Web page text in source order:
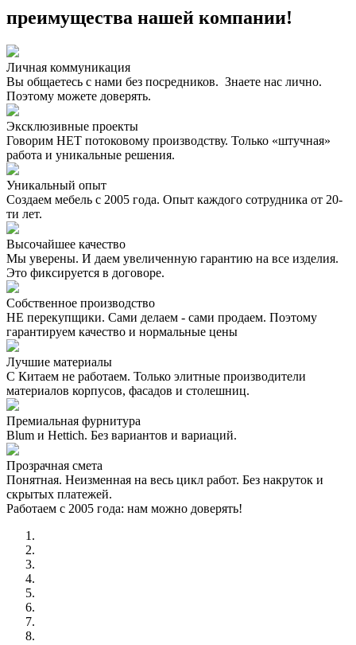
преимущества нашей компании!
Личная коммуникация
Вы общаетесь с нами без посредников. Знаете нас лично.
Поэтому можете доверять.
Эксклюзивные проекты
Говорим НЕТ потоковому производству. Только «штучная»
работа и уникальные решения.
Уникальный опыт
Создаем мебель с 2005 года. Опыт каждого сотрудника от 20-
ти лет.
Высочайшее качество
Мы уверены. И даем увеличенную гарантию на все изделия.
Это фиксируется в договоре.
Собственное производство
НЕ перекупщики. Сами делаем - сами продаем. Поэтому
гарантируем качество и нормальные цены
Лучшие материалы
С Китаем не работаем. Только элитные производители
материалов корпусов, фасадов и столешниц.
Премиальная фурнитура
Blum и Hettich. Без вариантов и вариаций.
Прозрачная смета
Понятная. Неизменная на весь цикл работ. Без накруток и
скрытых платежей.
Работаем с 2005 года: нам можно доверять!